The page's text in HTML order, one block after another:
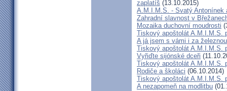
zaplatíš (13.10.2015)
A.M.I.M.S. - Svatý Antonínek
Zahradní slavnost v
Mozaika duchovní moudrosti
Tiskový apoštolát A.M.I.M.S.
A já jsem s vámi i za
Tiskový apoštolát A.M.I.M.S.
Vyřiďte sijónské dceři
Tiskový apoštolát A.M.I.M.S.
Rodiče a školáci (06.10.2014)
Tiskový apoštolát A.M.I.M.S.
A nezapomeň na modlitbu